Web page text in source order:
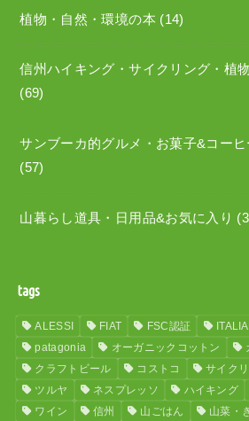
植物・自然・環境の本 (14)
信州ハイキング・サイクリング・植
(69)
サンブーカ的グルメ・お菓子&コー
(57)
山暮らし道具・日用品&お気に入り
tags
ALESSI FIAT FSC認証 ITALIA
patagonia
オーガニックコットン
クラフトビール
コストコ サイク
ツルヤ
ネスプレッソ ハイキング
ワイン
信州 山ごはん 山菜・